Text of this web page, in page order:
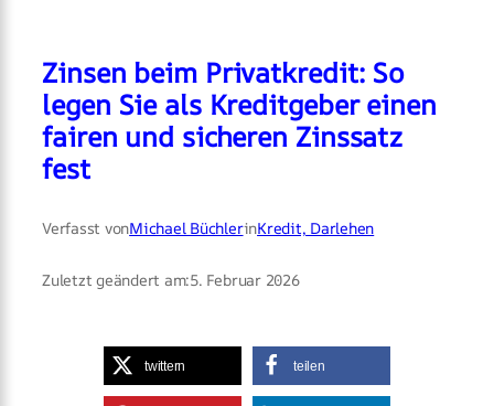
Zinsen beim Privatkredit: So
legen Sie als Kreditgeber einen
fairen und sicheren Zinssatz
fest
Verfasst vonMichael BüchlerinKredit, Darlehen
Zuletzt geändert am:5. Februar 2026
twittern teilen